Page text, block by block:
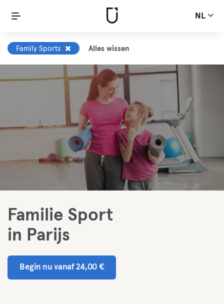
NL
Family Sports Alles wissen
Familie Sport
in Parijs
Begin nu vanaf 24,00 €